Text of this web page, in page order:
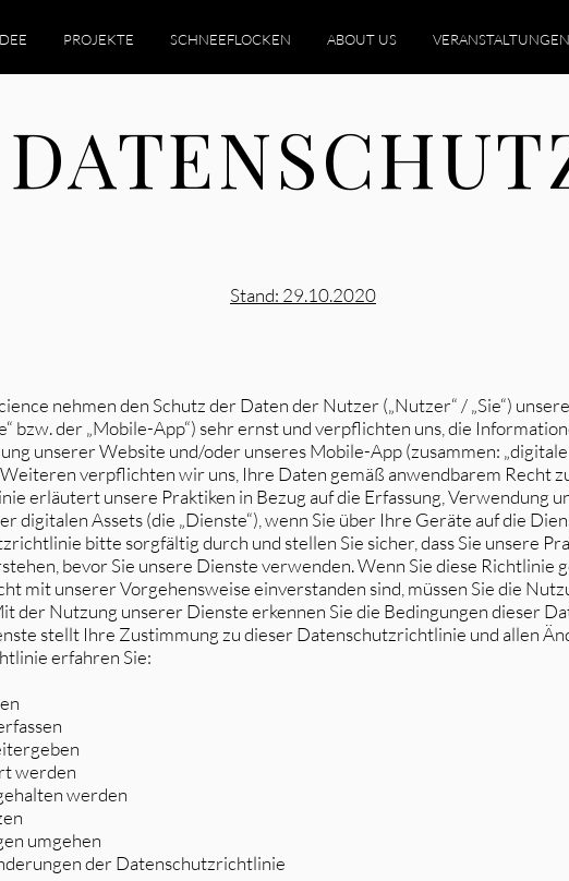
PROJEKTE SCHNEEFLOCKEN ABOUT US VERANSTALTUNGEN
Stand: 29.10.2020
nehmen den Schutz der Daten der Nutzer („Nutzer“ / „Sie“)
bzw. der „Mobile-App“) sehr ernst und verpflichten uns, die
unserer Website und/oder unseres Mobile-App (zusammen:
verpflichten wir uns, Ihre Daten gemäß anwendbarem Recht
erläutert unsere Praktiken in Bezug auf die Erfassung, Verwendung
digitalen Assets (die „Dienste“), wenn Sie über Ihre Geräte auf die
bitte sorgfältig durch und stellen Sie sicher, dass Sie unsere
bevor Sie unsere Dienste verwenden. Wenn Sie diese Richtlinie
mit unserer Vorgehensweise einverstanden sind, müssen Sie die
der Nutzung unserer Dienste erkennen Sie die Bedingungen dieser
stellt Ihre Zustimmung zu dieser Datenschutzrichtlinie und allen
erfahren Sie:
werden
werden
umgehen
der Datenschutzrichtlinie